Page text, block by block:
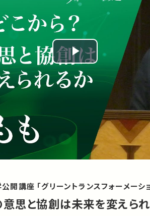
Play
Video
講座 「グリーントランスフォーメーシ
意思と協創は未来を変えら